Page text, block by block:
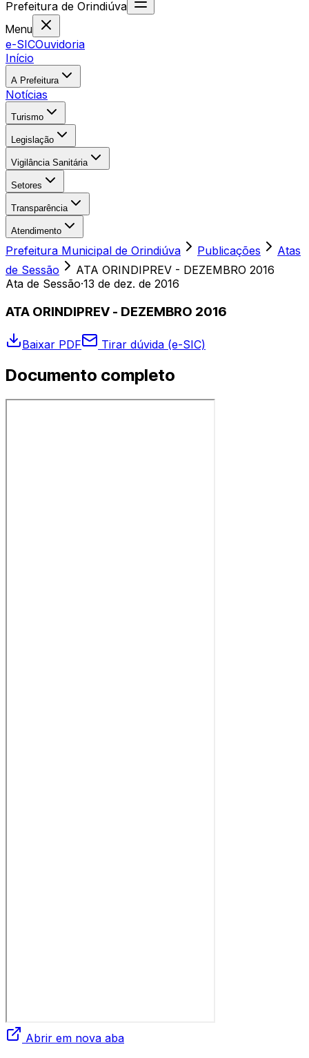
Prefeitura de Orindiúva
Menu
e-SICOuvidoria
Início
A Prefeitura
Notícias
Turismo
Legislação
Vigilância Sanitária
Setores
Transparência
Atendimento
Prefeitura Municipal de Orindiúva Publicações
Atas
de Sessão
ATA ORINDIPREV - DEZEMBRO 2016
Ata de Sessão·13 de dez. de 2016
ATA ORINDIPREV - DEZEMBRO 2016
Baixar PDF Tirar dúvida (e-SIC)
Documento completo
Abrir em nova aba